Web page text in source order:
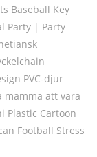
Baseball Key
Party | Party
PVC-djur
mamma att vara
Plastic Cartoon
Football Stress